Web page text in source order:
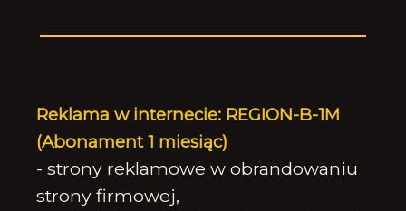
Reklama w internecie: REGION-B-1M
(Abonament 1 miesiąc)
- strony reklamowe w obrandowaniu
strony firmowej,